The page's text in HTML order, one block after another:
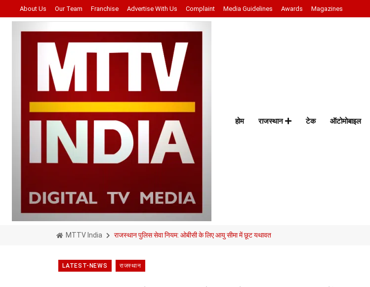
About Us Our Team Franchise Advertise With Us Complaint Media Guidelines Awards Magazines
होम राजस्थान टेक ऑटोमोबाइल
MTTV India राजस्थान पुलिस सेवा नियम: ओबीसी के लिए आयु सीमा में छूट यथावत
LATEST-NEWS राजस्थान